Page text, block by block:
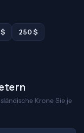
250 $
Krone Sie je